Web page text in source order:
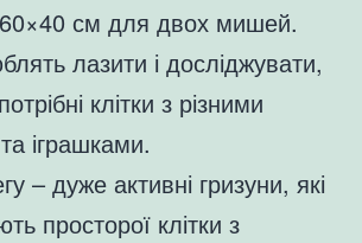
60×40 см для двох мишей.
лазити і досліджувати,
клітки з різними
іграшками.
– дуже активні гризуни, які
просторої клітки з